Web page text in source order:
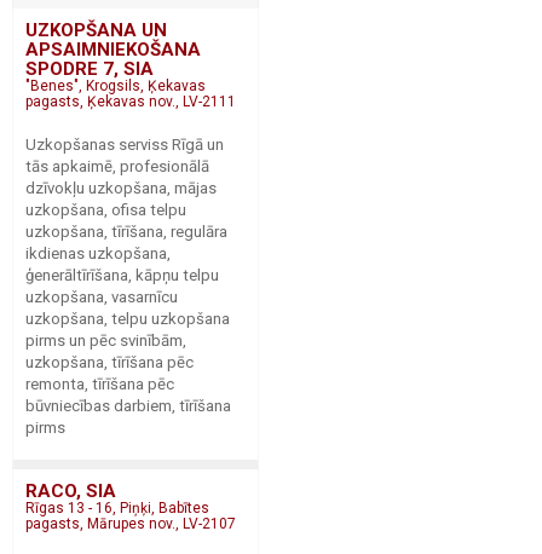
UZKOPŠANA UN
APSAIMNIEKOŠANA
SPODRE 7, SIA
"Benes", Krogsils, Ķekavas
pagasts, Ķekavas nov., LV-2111
Uzkopšanas serviss Rīgā un
tās apkaimē, profesionālā
dzīvokļu uzkopšana, mājas
uzkopšana, ofisa telpu
uzkopšana, tīrīšana, regulāra
ikdienas uzkopšana,
ģenerāltīrīšana, kāpņu telpu
uzkopšana, vasarnīcu
uzkopšana, telpu uzkopšana
pirms un pēc svinībām,
uzkopšana, tīrīšana pēc
remonta, tīrīšana pēc
būvniecības darbiem, tīrīšana
pirms
RACO, SIA
Rīgas 13 - 16, Piņķi, Babītes
pagasts, Mārupes nov., LV-2107